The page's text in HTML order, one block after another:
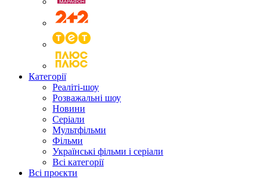
Категорії
Реаліті-шоу
Розважальні шоу
Новини
Серіали
Мультфільми
Фільми
Українські фільми і серіали
Всі категорії
Всі проєкти